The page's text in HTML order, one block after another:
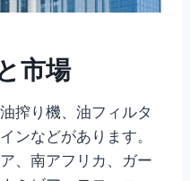
市場
搾り機、油フィルタ
ンなどがあります。
、南アフリカ、ガー